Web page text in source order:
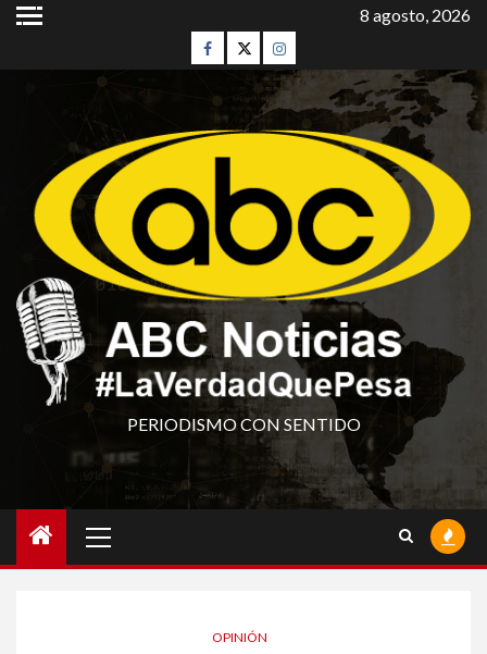
8 agosto, 2026
PERIODISMO CON SENTIDO
OPINIÓN